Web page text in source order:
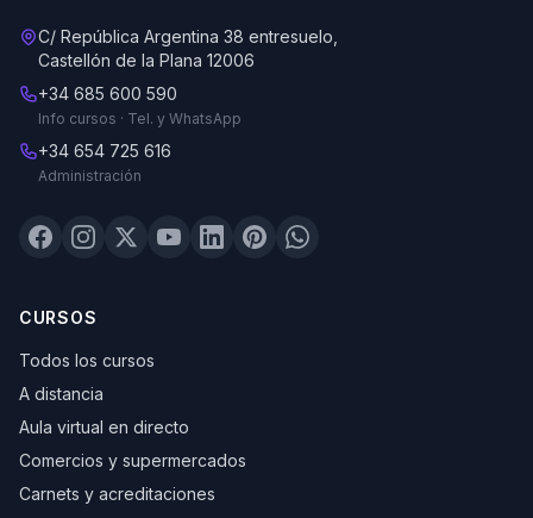
C/ República Argentina 38 entresuelo,
Castellón de la Plana 12006
+34 685 600 590
Info cursos · Tel. y WhatsApp
+34 654 725 616
Administración
CURSOS
Todos los cursos
A distancia
Aula virtual en directo
Comercios y supermercados
Carnets y acreditaciones